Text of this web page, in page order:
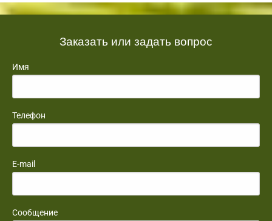
Заказать или задать вопрос
Имя
Телефон
E-mail
Сообщение